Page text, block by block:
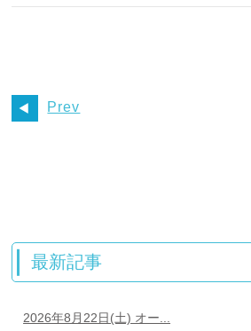
Prev
最新記事
2026年8月22日(土) オー...